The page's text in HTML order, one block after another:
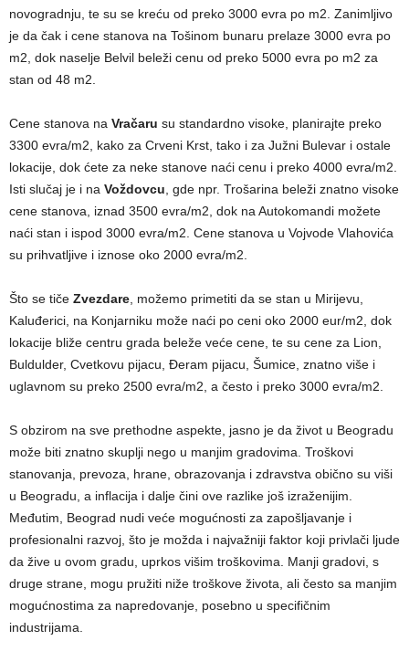
novogradnju, te su se kreću od preko 3000 evra po m2. Zanimljivo
je da čak i cene stanova na Tošinom bunaru prelaze 3000 evra po
m2, dok naselje Belvil beleži cenu od preko 5000 evra po m2 za
stan od 48 m2.
Cene stanova na Vračaru su standardno visoke, planirajte preko
3300 evra/m2, kako za Crveni Krst, tako i za Južni Bulevar i ostale
lokacije, dok ćete za neke stanove naći cenu i preko 4000 evra/m2.
Isti slučaj je i na Voždovcu , gde npr. Trošarina beleži znatno visoke
cene stanova, iznad 3500 evra/m2, dok na Autokomandi možete
naći stan i ispod 3000 evra/m2. Cene stanova u Vojvode Vlahovića
su prihvatljive i iznose oko 2000 evra/m2.
Što se tiče Zvezdare , možemo primetiti da se stan u Mirijevu,
Kaluđerici, na Konjarniku može naći po ceni oko 2000 eur/m2, dok
lokacije bliže centru grada beleže veće cene, te su cene za Lion,
Buldulder, Cvetkovu pijacu, Đeram pijacu, Šumice, znatno više i
uglavnom su preko 2500 evra/m2, a često i preko 3000 evra/m2.
S obzirom na sve prethodne aspekte, jasno je da život u Beogradu
može biti znatno skuplji nego u manjim gradovima. Troškovi
stanovanja, prevoza, hrane, obrazovanja i zdravstva obično su viši
u Beogradu, a inflacija i dalje čini ove razlike još izraženijim.
Međutim, Beograd nudi veće mogućnosti za zapošljavanje i
profesionalni razvoj, što je možda i najvažniji faktor koji privlači ljude
da žive u ovom gradu, uprkos višim troškovima. Manji gradovi, s
druge strane, mogu pružiti niže troškove života, ali često sa manjim
mogućnostima za napredovanje, posebno u specifičnim
industrijama.